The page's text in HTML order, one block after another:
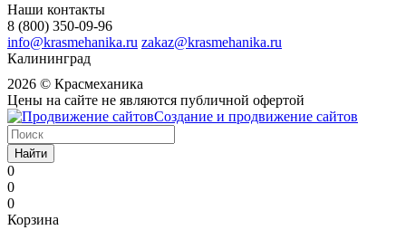
Наши контакты
8 (800) 350-09-96
info@krasmehanika.ru zakaz@krasmehanika.ru
Калининград
2026 © Красмеханика
Цены на сайте не являются публичной офертой
Создание и продвижение сайтов
Найти
0
0
0
Корзина